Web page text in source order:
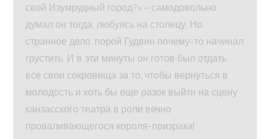
свой Изумрудный город?» – самодовольно
думал он тогда, любуясь на столицу. Но
странное дело, порой Гудвин почему-то начинал
грустить. И в эти минуты он готов был отдать
все свои сокровища за то, чтобы вернуться в
молодость и хоть бы еще разок выйти на сцену
канзасского театра в роли вечно
проваливающегося короля-призрака!